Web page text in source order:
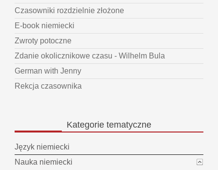
Czasowniki rozdzielnie złożone
E-book niemiecki
Zwroty potoczne
Zdanie okolicznikowe czasu - Wilhelm Bula
German with Jenny
Rekcja czasownika
Kategorie tematyczne
Język niemiecki
Nauka niemiecki